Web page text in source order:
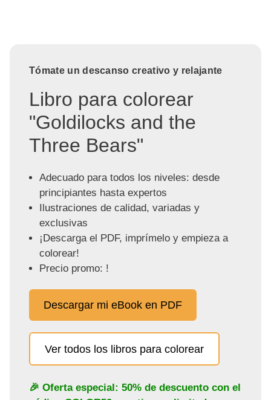
Tómate un descanso creativo y relajante
Libro para colorear
"Goldilocks and the
Three Bears"
Adecuado para todos los niveles: desde
principiantes hasta expertos
Ilustraciones de calidad, variadas y
exclusivas
¡Descarga el PDF, imprímelo y empieza a
colorear!
Precio promo: !
Descargar mi eBook en PDF
Ver todos los libros para colorear
🎉 Oferta especial: 50% de descuento con el